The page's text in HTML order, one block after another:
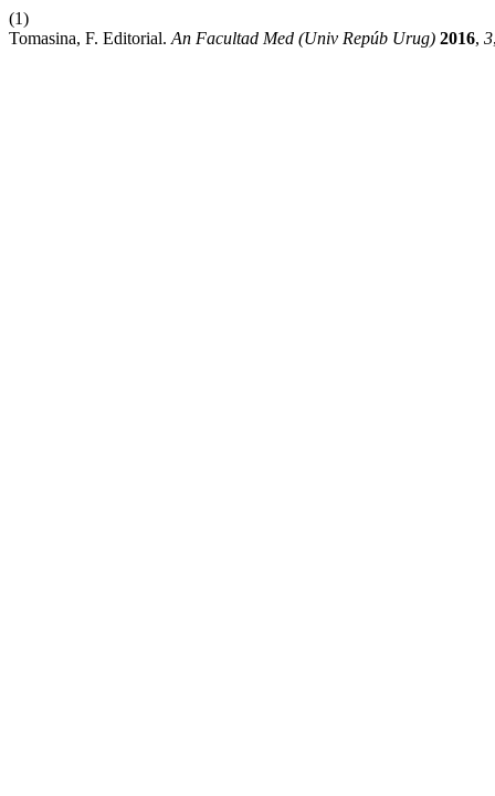
(1)
Tomasina, F. Editorial. An Facultad Med (Univ Repúb Urug) 2016, 3